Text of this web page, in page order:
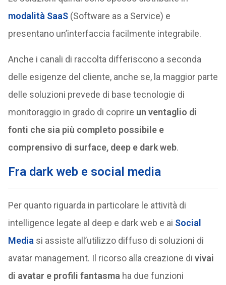
modalità SaaS(Software as a Service) e
presentano un’interfaccia facilmente integrabile.
Anche i canali di raccolta differiscono a seconda
delle esigenze del cliente, anche se, la maggior parte
delle soluzioni prevede di base tecnologie di
monitoraggio in grado di coprire un ventaglio di
fonti che sia più completo possibile e
comprensivo di surface, deep e dark web.
Fra dark web e social media
Per quanto riguarda in particolare le attività di
intelligence legate al deep e dark web e ai Social
Media si assiste all’utilizzo diffuso di soluzioni di
avatar management. Il ricorso alla creazione di vivai
di avatar e profili fantasma ha due funzioni